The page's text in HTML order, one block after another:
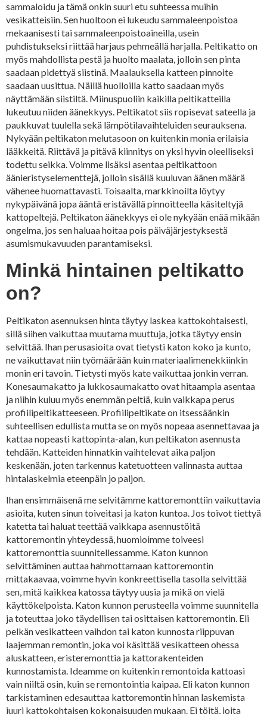
sammaloidu ja tämä onkin suuri etu suhteessa muihin
vesikatteisiin. Sen huoltoon ei lukeudu sammaleenpoistoa
mekaanisesti tai sammaleenpoistoaineilla, usein
puhdistukseksi riittää harjaus pehmeällä harjalla. Peltikatto on
myös mahdollista pestä ja huolto maalata, jolloin sen pinta
saadaan pidettyä siistinä. Maalauksella katteen pinnoite
saadaan uusittua. Näillä huolloilla katto saadaan myös
näyttämään siistiltä. Miinuspuoliin kaikilla peltikatteilla
lukeutuu niiden äänekkyys. Peltikatot siis ropisevat sateella ja
paukkuvat tuulella sekä lämpötilavaihteluiden seurauksena.
Nykyään peltikaton melutasoon on kuitenkin monia erilaisia
lääkkeitä. Riittävä ja pitävä kiinnitys on yksi hyvin oleelliseksi
todettu seikka. Voimme lisäksi asentaa peltikattoon
äänieristyselementtejä, jolloin sisällä kuuluvan äänen määrä
vähenee huomattavasti. Toisaalta, markkinoilta löytyy
nykypäivänä jopa ääntä eristävällä pinnoitteella käsiteltyjä
kattopeltejä. Peltikaton äänekkyys ei ole nykyään enää mikään
ongelma, jos sen haluaa hoitaa pois päiväjärjestyksestä
asumismukavuuden parantamiseksi.
Minkä hintainen peltikatto
on?
Peltikaton asennuksen hinta täytyy laskea kattokohtaisesti,
sillä siihen vaikuttaa muutama muuttuja, jotka täytyy ensin
selvittää. Ihan perusasioita ovat tietysti katon koko ja kunto,
ne vaikuttavat niin työmäärään kuin materiaalimenekkiinkin
monin eri tavoin. Tietysti myös kate vaikuttaa jonkin verran.
Konesaumakatto ja lukkosaumakatto ovat hitaampia asentaa
ja niihin kuluu myös enemmän peltiä, kuin vaikkapa perus
profiilipeltikatteeseen. Profiilipeltikate on itsessäänkin
suhteellisen edullista mutta se on myös nopeaa asennettavaa ja
kattaa nopeasti kattopinta-alan, kun peltikaton asennusta
tehdään. Katteiden hinnatkin vaihtelevat aika paljon
keskenään, joten tarkennus katetuotteen valinnasta auttaa
hintalaskelmia eteenpäin jo paljon.
Ihan ensimmäisenä me selvitämme kattoremonttiin vaikuttavia
asioita, kuten sinun toiveitasi ja katon kuntoa. Jos toivot tiettyä
katetta tai haluat teettää vaikkapa asennustöitä
kattoremontin yhteydessä, huomioimme toiveesi
kattoremonttia suunnitellessamme. Katon kunnon
selvittäminen auttaa hahmottamaan kattoremontin
mittakaavaa, voimme hyvin konkreettisella tasolla selvittää
sen, mitä kaikkea katossa täytyy uusia ja mikä on vielä
käyttökelpoista. Katon kunnon perusteella voimme suunnitella
ja toteuttaa joko täydellisen tai osittaisen kattoremontin. Eli
pelkän vesikatteen vaihdon tai katon kunnosta riippuvan
laajemman remontin, joka voi käsittää vesikatteen ohessa
aluskatteen, eristeremonttia ja kattorakenteiden
kunnostamista. Ideamme on kuitenkin remontoida kattoasi
vain niiltä osin, kuin se remontointia kaipaa. Eli katon kunnon
tarkistaminen edesauttaa kattoremontin hinnan laskemista
juuri kattokohtaisen kokonaisuuden mukaan. Ei töitä, joita